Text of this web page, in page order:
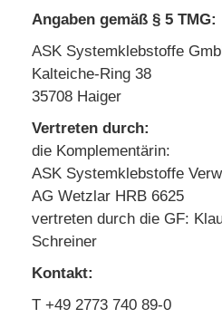
Angaben gemäß § 5 TMG:
ASK Systemklebstoffe
Kalteiche-Ring 38
35708 Haiger
Vertreten durch:
die Komplementärin:
ASK Systemklebstoffe
AG Wetzlar HRB 6625
vertreten durch die GF:
Schreiner
Kontakt:
T +49 2773 740 89-0